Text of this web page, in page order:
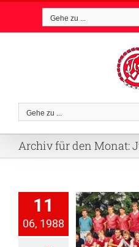
Gehe zu ...
Gehe zu ...
Archiv für den Monat:
11
06, 1988